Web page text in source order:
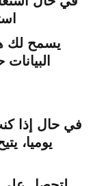
يسمح لك
في حال إذا
يوميا،